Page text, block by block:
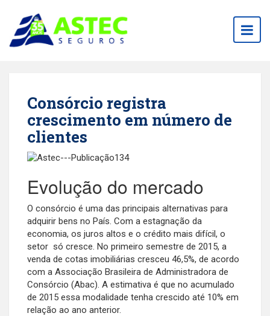
Consórcio registra
crescimento em número de
clientes
Evolução do mercado
O consórcio é uma das principais alternativas para
adquirir bens no País. Com a estagnação da
economia, os juros altos e o crédito mais difícil, o
setor só cresce. No primeiro semestre de 2015, a
venda de cotas imobiliárias cresceu 46,5%, de acordo
com a Associação Brasileira de Administradora de
Consórcio (Abac). A estimativa é que no acumulado
de 2015 essa modalidade tenha crescido até 10% em
relação ao ano anterior.